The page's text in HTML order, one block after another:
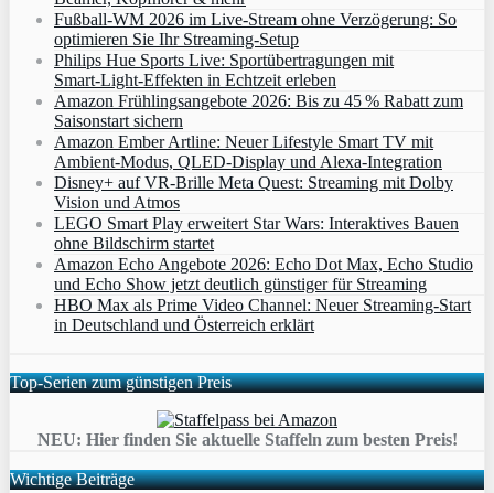
Fußball-WM 2026 im Live-Stream ohne Verzögerung: So
optimieren Sie Ihr Streaming-Setup
Philips Hue Sports Live: Sportübertragungen mit
Smart‑Light‑Effekten in Echtzeit erleben
Amazon Frühlingsangebote 2026: Bis zu 45 % Rabatt zum
Saisonstart sichern
Amazon Ember Artline: Neuer Lifestyle Smart TV mit
Ambient‑Modus, QLED‑Display und Alexa‑Integration
Disney+ auf VR-Brille Meta Quest: Streaming mit Dolby
Vision und Atmos
LEGO Smart Play erweitert Star Wars: Interaktives Bauen
ohne Bildschirm startet
Amazon Echo Angebote 2026: Echo Dot Max, Echo Studio
und Echo Show jetzt deutlich günstiger für Streaming
HBO Max als Prime Video Channel: Neuer Streaming‑Start
in Deutschland und Österreich erklärt
Top-Serien zum günstigen Preis
NEU: Hier finden Sie aktuelle Staffeln zum besten Preis!
Wichtige Beiträge